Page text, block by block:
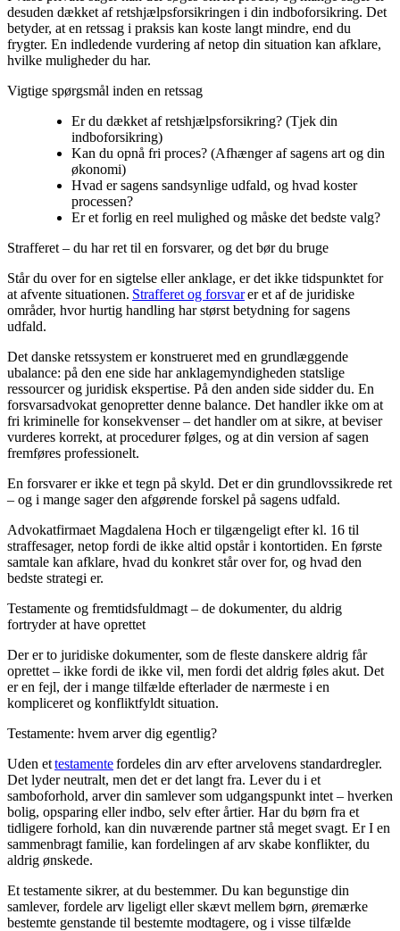
desuden dækket af retshjælpsforsikringen i din indboforsikring. Det
betyder, at en retssag i praksis kan koste langt mindre, end du
frygter. En indledende vurdering af netop din situation kan afklare,
hvilke muligheder du har.
Vigtige spørgsmål inden en retssag
Er du dækket af retshjælpsforsikring? (Tjek din
indboforsikring)
Kan du opnå fri proces? (Afhænger af sagens art og din
økonomi)
Hvad er sagens sandsynlige udfald, og hvad koster
processen?
Er et forlig en reel mulighed og måske det bedste valg?
Strafferet – du har ret til en forsvarer, og det bør du bruge
Står du over for en sigtelse eller anklage, er det ikke tidspunktet for
at afvente situationen. Strafferet og forsvarer et af de juridiske
områder, hvor hurtig handling har størst betydning for sagens
udfald.
Det danske retssystem er konstrueret med en grundlæggende
ubalance: på den ene side har anklagemyndigheden statslige
ressourcer og juridisk ekspertise. På den anden side sidder du. En
forsvarsadvokat genopretter denne balance. Det handler ikke om at
fri kriminelle for konsekvenser – det handler om at sikre, at beviser
vurderes korrekt, at procedurer følges, og at din version af sagen
fremføres professionelt.
En forsvarer er ikke et tegn på skyld. Det er din grundlovssikrede ret
– og i mange sager den afgørende forskel på sagens udfald.
Advokatfirmaet Magdalena Hoch er tilgængeligt efter kl. 16 til
straffesager, netop fordi de ikke altid opstår i kontortiden. En første
samtale kan afklare, hvad du konkret står over for, og hvad den
bedste strategi er.
Testamente og fremtidsfuldmagt – de dokumenter, du aldrig
fortryder at have oprettet
Der er to juridiske dokumenter, som de fleste danskere aldrig får
oprettet – ikke fordi de ikke vil, men fordi det aldrig føles akut. Det
er en fejl, der i mange tilfælde efterlader de nærmeste i en
kompliceret og konfliktfyldt situation.
Testamente: hvem arver dig egentlig?
Uden ettestamentefordeles din arv efter arvelovens standardregler.
Det lyder neutralt, men det er det langt fra. Lever du i et
samboforhold, arver din samlever som udgangspunkt intet – hverken
bolig, opsparing eller indbo, selv efter årtier. Har du børn fra et
tidligere forhold, kan din nuværende partner stå meget svagt. Er I en
sammenbragt familie, kan fordelingen af arv skabe konflikter, du
aldrig ønskede.
Et testamente sikrer, at du bestemmer. Du kan begunstige din
samlever, fordele arv ligeligt eller skævt mellem børn, øremærke
bestemte genstande til bestemte modtagere, og i visse tilfælde